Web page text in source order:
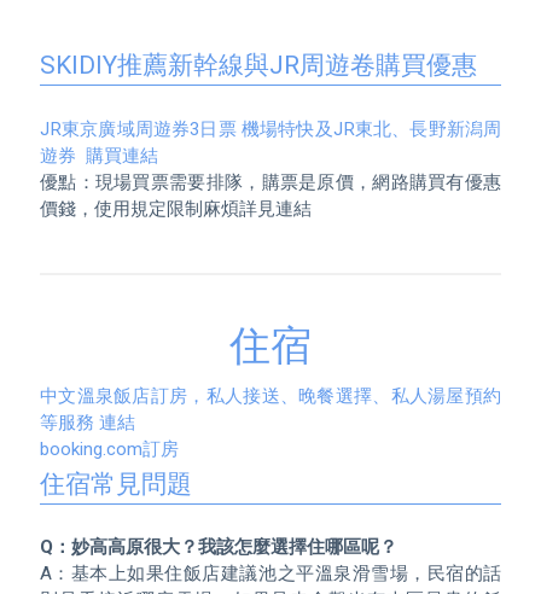
SKIDIY推薦新幹線與JR周遊卷購買優惠
JR東京廣域周遊券3日票 機場特快及JR東北、長野新潟周
遊券  購買連結
優點：現場買票需要排隊，購票是原價，網路購買有優惠
價錢，使用規定限制麻煩詳見連結
住宿
中文溫泉飯店訂房，私人接送、晚餐選擇、私人湯屋預約
等服務 連結
booking.com訂房
住宿常見問題
Q：妙高高原很大？我該怎麼選擇住哪區呢？
A：基本上如果住飯店建議池之平溫泉滑雪場，民宿的話